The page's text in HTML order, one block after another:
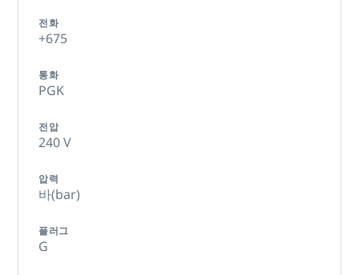
전화
+675
통화
PGK
전압
240 V
압력
바(bar)
플러그
G